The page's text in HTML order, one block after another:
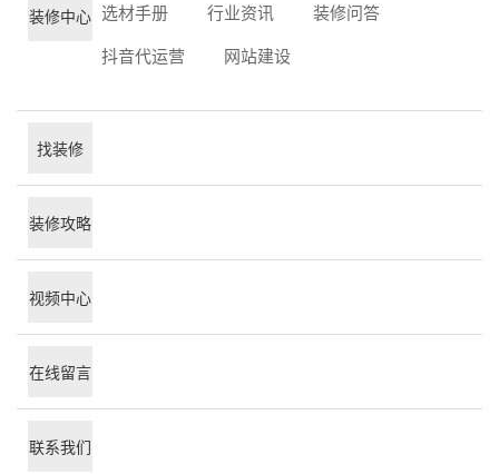
装修中心 选材手册 行业资讯
装修问答
抖音代运营
网站建设
找装修
装修攻略
视频中心
在线留言
联系我们